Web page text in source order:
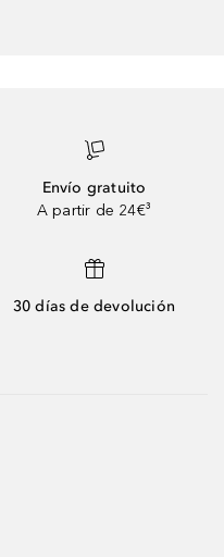
Envío gratuito
A partir de 24€³
30 días de devolución